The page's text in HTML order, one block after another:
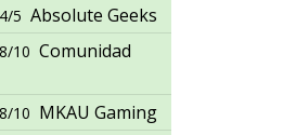
4/5 Absolute Geeks
8/10 Comunidad
8/10 MKAU Gaming